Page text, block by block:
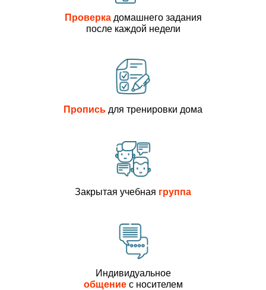
Прописьдля тренировки дома
Индивидуальное
общениес носителем
Проверка домашнего задания
после каждой недели
Закрытая учебная группа